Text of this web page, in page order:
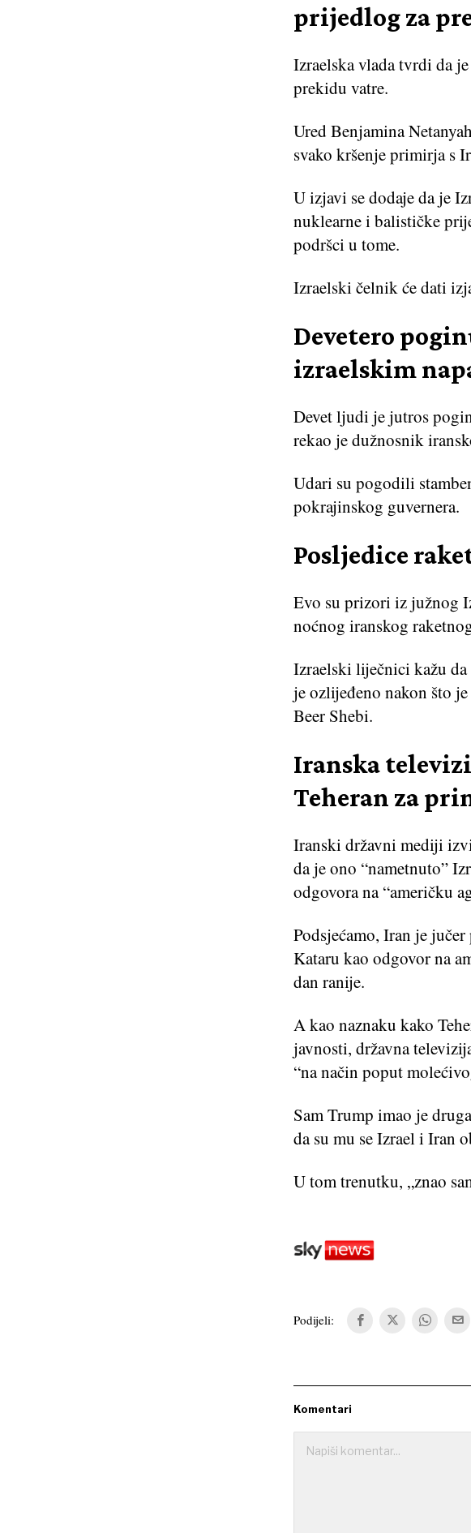
prijedlog za
Izraelska vlada tvrdi da
prekidu vatre.
Ured Benjamina
svako kršenje primirja s
U izjavi se dodaje da je
nuklearne i balističke
podršci u tome.
Izraelski čelnik će dati
Devetero
izraelskim
Devet ljudi je jutros
rekao je dužnosnik
Udari su pogodili
pokrajinskog guvernera.
Posljedice
Evo su prizori iz južnog
noćnog iranskog
Izraelski liječnici kažu da
je ozlijeđeno nakon što
Beer Shebi.
Iranska
Teheran za
Iranski državni mediji
da je ono “nametnuto”
odgovora na “američku
Podsjećamo, Iran je
Kataru kao odgovor na
dan ranije.
A kao naznaku kako
javnosti, državna
“na način poput
Sam Trump imao je
da su mu se Izrael i Iran
U tom trenutku, „znao
Podijeli:
Komentari